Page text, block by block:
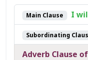
Main Clause I
Subordinating
Adverb Clause